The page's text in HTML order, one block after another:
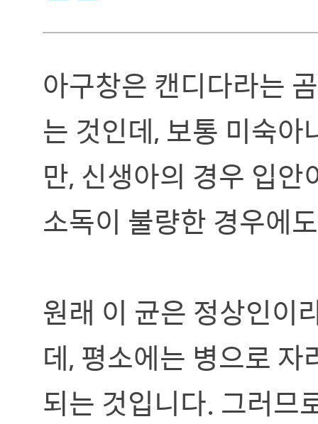
아구창은 캔디다라는
는 것인데, 보통 미숙
만, 신생아의 경우 입
소독이 불량한 경우에
원래 이 균은 정상인이
데, 평소에는 병으로
되는 것입니다. 그러므